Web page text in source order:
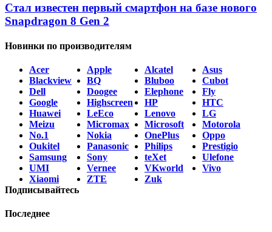
Стал известен первый смартфон на базе нового
Snapdragon 8 Gen 2
Новинки по производителям
Acer Apple Alcatel
Asus
Blackview
BQ Bluboo
Cubot
Dell
Doogee Elephone
Fly
Google
Highscreen HP
HTC
Huawei
LeEco Lenovo
LG
Meizu
Micromax Microsoft
Motorola
No.1
Nokia OnePlus
Oppo
Oukitel
Panasonic Philips
Prestigio
Samsung
Sony teXet
Ulefone
UMI
Vernee VKworld
Vivo
Xiaomi
ZTE
Zuk
Подписывайтесь
Последнее